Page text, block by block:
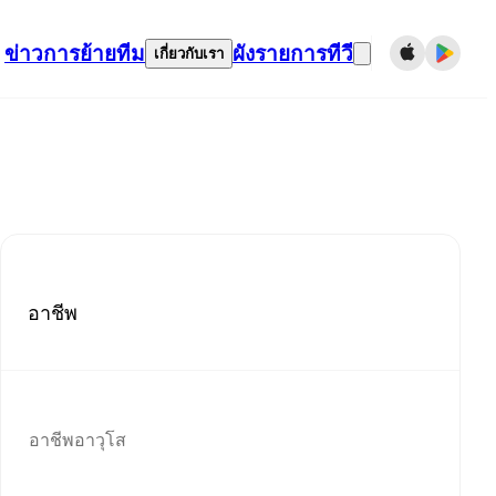
ข่าวการย้ายทีม เกี่ยวกับเรา ผังรายการทีวี
อาชีพ
อาชีพอาวุโส